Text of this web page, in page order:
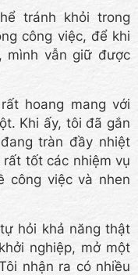
tránh khỏi trong
công việc, để khi
mình vẫn giữ được
hoang mang với
Khi ấy, tôi đã gắn
tràn đầy nhiệt
tốt các nhiệm vụ
công việc và nhen
hỏi khả năng thật
nghiệp, mở một
nhận ra có nhiều